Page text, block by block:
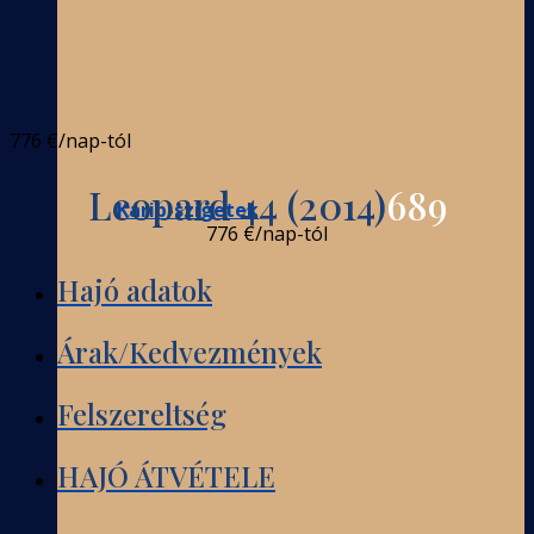
Karib-szigetek
776 €/nap-tól
Leopard 44 (2014)689
776 €/nap-tól
Hajó adatok
Árak/Kedvezmények
Felszereltség
HAJÓ ÁTVÉTELE